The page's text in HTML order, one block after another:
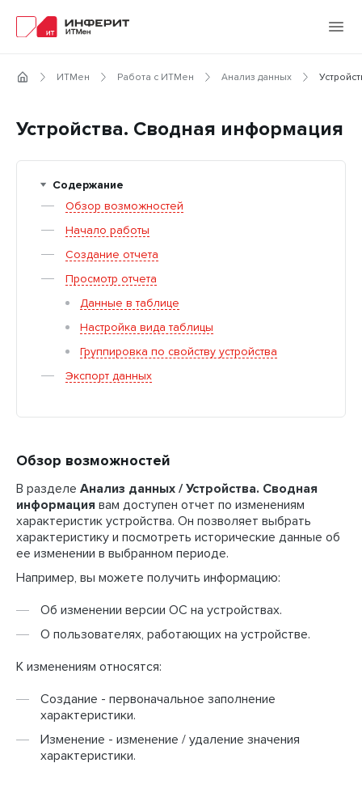
ИТМен Работа с ИТМен Анализ данных
Устройства. Сводная информация
Содержание
Обзор возможностей
Начало работы
Создание отчета
Просмотр отчета
Данные в таблице
Настройка вида таблицы
Группировка по свойству устройства
Экспорт данных
Обзор возможностей
В разделе Анализ данных / Устройства. Сводная
информация вам доступен отчет по изменениям
характеристик устройства. Он позволяет выбрать
характеристику и посмотреть исторические данные об
ее изменении в выбранном периоде.
Например, вы можете получить информацию:
Об изменении версии ОС на устройствах.
О пользователях, работающих на устройстве.
К изменениям относятся:
Создание - первоначальное заполнение
характеристики.
Изменение - изменение / удаление значения
характеристики.